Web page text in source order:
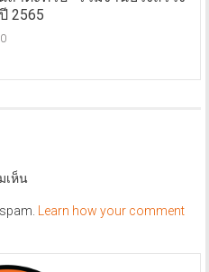
2565
0
เห็น
Learn how your comment